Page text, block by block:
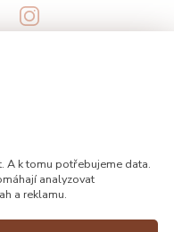
A k tomu potřebujeme data.
analyzovat
a reklamu.